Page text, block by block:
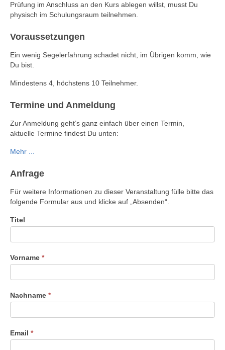
Prüfung im Anschluss an den Kurs ablegen willst, musst Du
physisch im Schulungsraum teilnehmen.
Voraussetzungen
Ein wenig Segelerfahrung schadet nicht, im Übrigen komm, wie
Du bist.
Mindestens 4, höchstens 10 Teilnehmer.
Termine und Anmeldung
Zur Anmeldung geht’s ganz einfach über einen Termin,
aktuelle Termine findest Du unten:
Mehr ...
Anfrage
Für weitere Informationen zu dieser Veranstaltung fülle bitte das
folgende Formular aus und klicke auf „Absenden“.
Titel
Vorname *
Nachname *
Email *